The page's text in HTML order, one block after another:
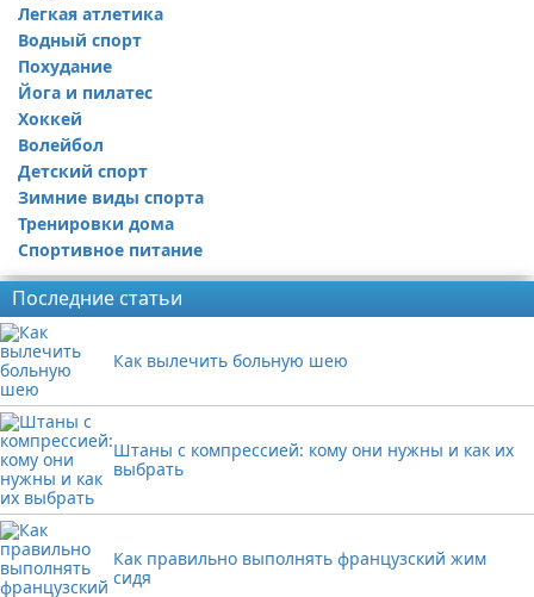
Легкая атлетика
Водный спорт
Похудание
Йога и пилатес
Хоккей
Волейбол
Детский спорт
Зимние виды спорта
Тренировки дома
Спортивное питание
Последние статьи
Как вылечить больную шею
Штаны с компрессией: кому они нужны и как их
выбрать
Как правильно выполнять французский жим
сидя